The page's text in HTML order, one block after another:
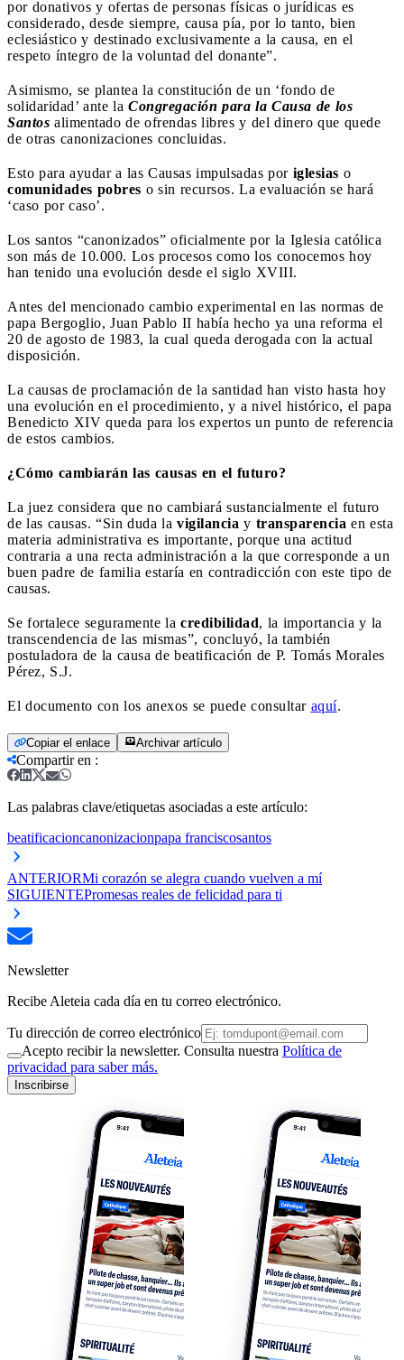
por donativos y ofertas de personas físicas o jurídicas es
considerado, desde siempre, causa pía, por lo tanto, bien
eclesiástico y destinado exclusivamente a la causa, en el
respeto íntegro de la voluntad del donante”.
Asimismo, se plantea la constitución de un ‘fondo de
solidaridad’ ante la Congregación para la Causa de los
Santos alimentado de ofrendas libres y del dinero que quede
de otras canonizaciones concluidas.
Esto para ayudar a las Causas impulsadas por iglesias o
comunidades pobres o sin recursos. La evaluación se hará
‘caso por caso’.
Los santos “canonizados” oficialmente por la Iglesia católica
son más de 10.000. Los procesos como los conocemos hoy
han tenido una evolución desde el siglo XVIII.
Antes del mencionado cambio experimental en las normas de
papa Bergoglio, Juan Pablo II había hecho ya una reforma el
20 de agosto de 1983, la cual queda derogada con la actual
disposición.
La causas de proclamación de la santidad han visto hasta hoy
una evolución en el procedimiento, y a nivel histórico, el papa
Benedicto XIV queda para los expertos un punto de referencia
de estos cambios.
¿Cómo cambiarán las causas en el futuro?
La juez considera que no cambiará sustancialmente el futuro
de las causas. “Sin duda la vigilancia y transparencia en esta
materia administrativa es importante, porque una actitud
contraria a una recta administración a la que corresponde a un
buen padre de familia estaría en contradicción con este tipo de
causas.
Se fortalece seguramente la credibilidad, la importancia y la
transcendencia de las mismas”, concluyó, la también
postuladora de la causa de beatificación de P. Tomás Morales
Pérez, S.J.
El documento con los anexos se puede consultar aquí.
Copiar el enlace Archivar artículo
Compartir en :
Las palabras clave/etiquetas asociadas a este artículo:
beatificacioncanonizacionpapa franciscosantos
ANTERIORMi corazón se alegra cuando vuelven a mí
SIGUIENTEPromesas reales de felicidad para ti
Newsletter
Recibe Aleteia cada día en tu correo electrónico.
Tu dirección de correo electrónico
Acepto recibir la newsletter. Consulta nuestra Política de
privacidad para saber más.
Inscribirse